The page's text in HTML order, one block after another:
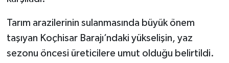
Tarım arazilerinin sulanmasında büyük önem
taşıyan Koçhisar Barajı’ndaki yükselişin, yaz
sezonu öncesi üreticilere umut olduğu belirtildi.